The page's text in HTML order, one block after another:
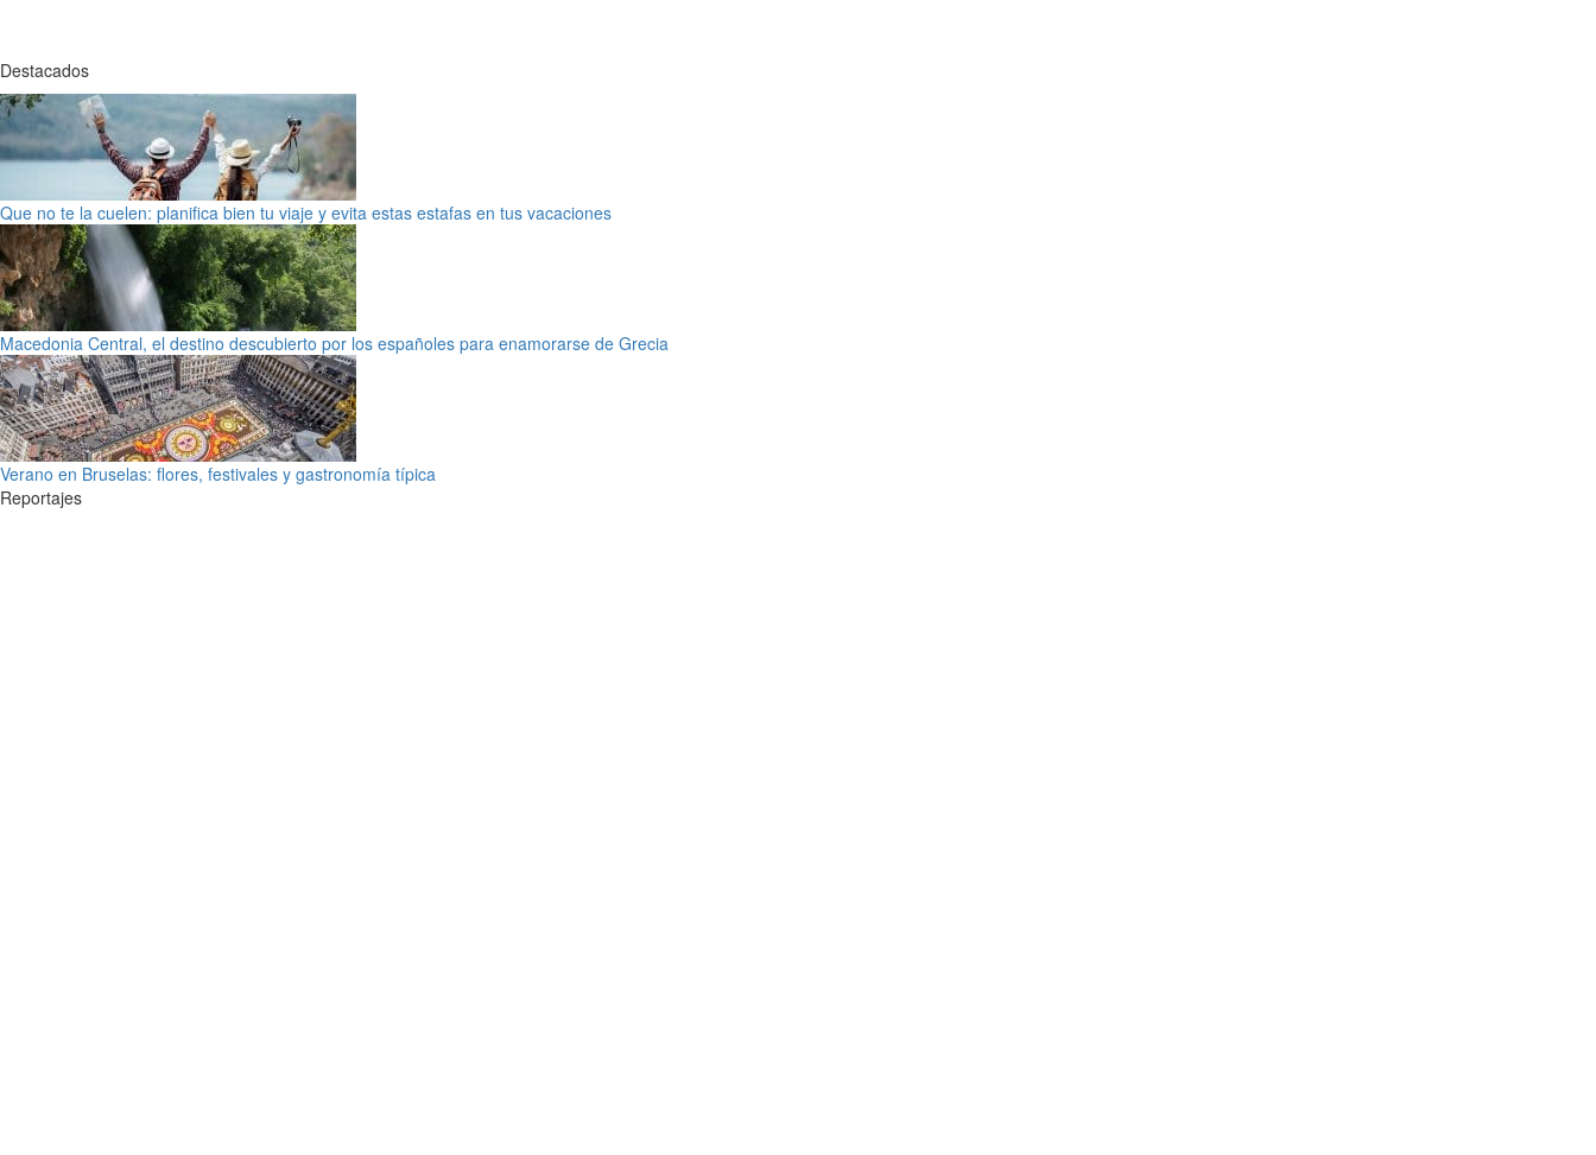
Destacados
Que no te la cuelen: planifica bien tu viaje y evita estas estafas en tus vacaciones
Macedonia Central, el destino descubierto por los españoles para enamorarse de Grecia
Verano en Bruselas: flores, festivales y gastronomía típica
Reportajes